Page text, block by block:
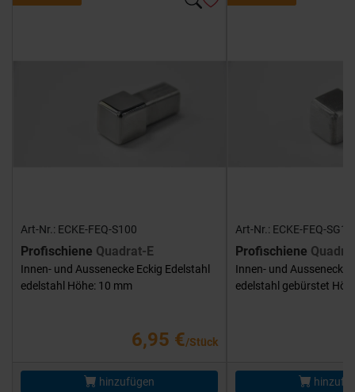
Art-Nr.: ECKE-FEQ-S100
Profischiene Quadrat-E
Innen- und Aussenecke Eckig Edelstahl
edelstahl Höhe: 10 mm
6,95 €/Stück
hinzufügen
Art-Nr.: ECKE-FEQ-
Profischiene
Innen- und Aussenecke
edelstahl gebürstet